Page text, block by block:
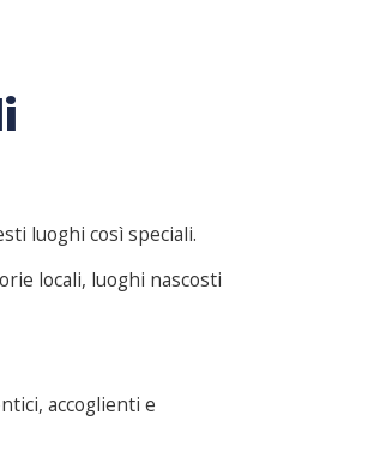
luoghi così speciali.
locali, luoghi nascosti
accoglienti e